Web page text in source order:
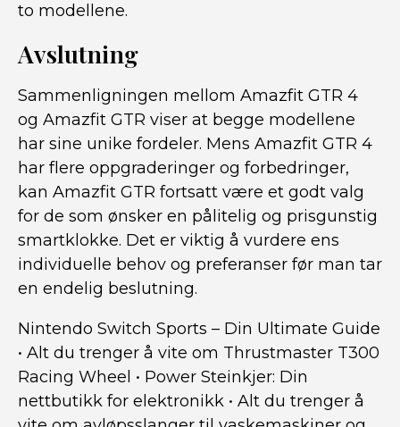
to modellene.
Avslutning
Sammenligningen mellom Amazfit GTR 4
og Amazfit GTR viser at begge modellene
har sine unike fordeler. Mens Amazfit GTR 4
har flere oppgraderinger og forbedringer,
kan Amazfit GTR fortsatt være et godt valg
for de som ønsker en pålitelig og prisgunstig
smartklokke. Det er viktig å vurdere ens
individuelle behov og preferanser før man tar
en endelig beslutning.
Nintendo Switch Sports – Din Ultimate Guide
• Alt du trenger å vite om Thrustmaster T300
Racing Wheel • Power Steinkjer: Din
nettbutikk for elektronikk • Alt du trenger å